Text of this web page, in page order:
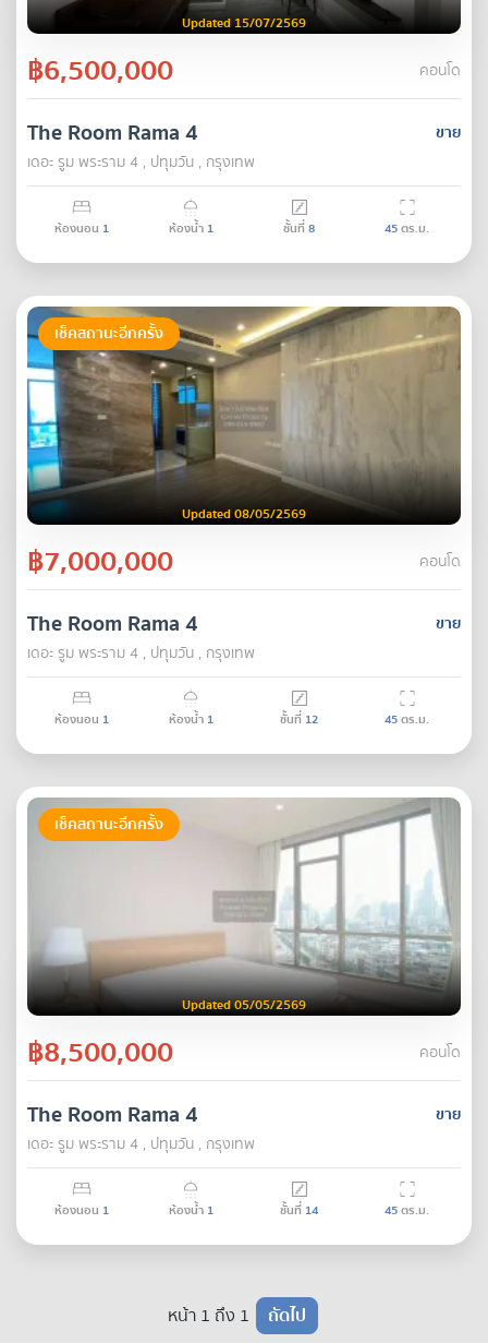
Updated 15/07/2569
฿6,500,000 คอนโด
ขาย
The Room Rama 4
เดอะ รูม พระราม 4 , ปทุมวัน , กรุงเทพ
ห้องนอน 1 ห้องน้ำ 1 ชั้นที่8 45ตร.ม.
เช็คสถานะอีกครั้ง
Updated 08/05/2569
฿7,000,000 คอนโด
ขาย
The Room Rama 4
เดอะ รูม พระราม 4 , ปทุมวัน , กรุงเทพ
ห้องนอน 1 ห้องน้ำ 1 ชั้นที่ 12 45ตร.ม.
เช็คสถานะอีกครั้ง
Updated 05/05/2569
฿8,500,000 คอนโด
ขาย
The Room Rama 4
เดอะ รูม พระราม 4 , ปทุมวัน , กรุงเทพ
ห้องนอน 1 ห้องน้ำ 1 ชั้นที่ 14 45ตร.ม.
หน้า 1 ถึง 1 ถัดไป